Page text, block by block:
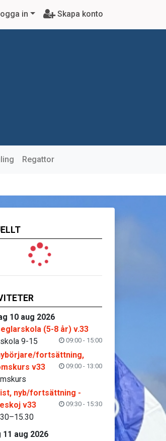
in Skapa konto
Regattor
10 aug 2026
(5-8 år) v.33
09:00 - 15:00
9-15
fortsättning,
v33
09:00 - 13:00
nyb/fortsättning -
v33
09:30 - 15:30
aug 2026